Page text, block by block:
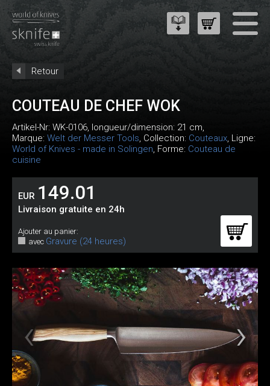
Retour
COUTEAU DE CHEF WOK
Artikel-Nr: WK-0106, longueur/dimension: 21 cm,
Marque: Welt der Messer Tools, Collection: Couteaux, Ligne:
World of Knives - made in Solingen, Forme: Couteau de
cuisine
EUR 149.01
Livraison gratuite en 24h
Ajouter au panier:
avec Gravure (24 heures)